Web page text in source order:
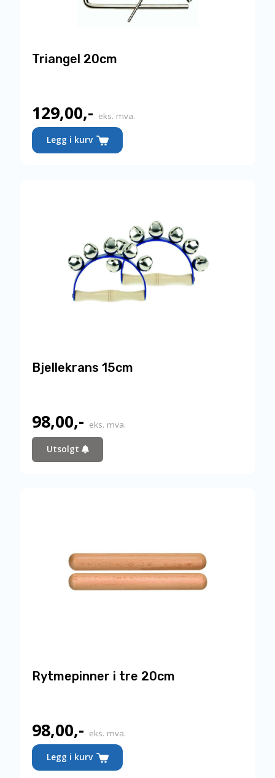
Triangel 20cm
129,00,- eks. mva.
Legg i kurv
Bjellekrans 15cm
98,00,- eks. mva.
Utsolgt
Rytmepinner i tre 20cm
98,00,- eks. mva.
Legg i kurv